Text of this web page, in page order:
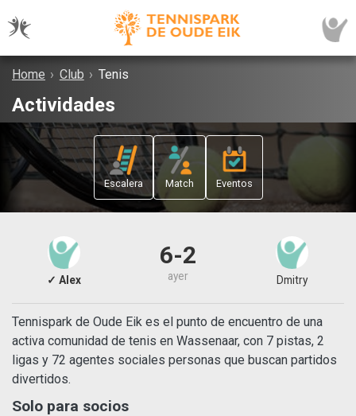
Home › Club › Tenis
Actividades
Escalera Match Eventos
✓ Alex
6-2
ayer Dmitry
Tennispark de Oude Eik es el punto de encuentro de una
activa comunidad de tenis en Wassenaar, con 7 pistas, 2
ligas y 72 agentes sociales personas que buscan partidos
divertidos.
Solo para socios